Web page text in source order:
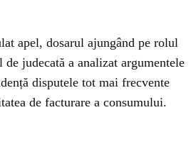
apel, dosarul ajungând pe rolul
judecată a analizat argumentele
disputele tot mai frecvente
de facturare a consumului.